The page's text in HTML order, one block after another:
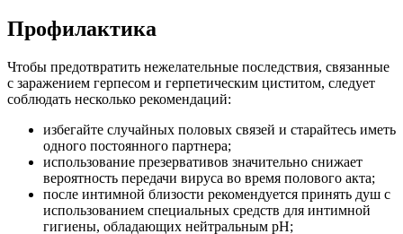
Профилактика
Чтобы предотвратить нежелательные последствия, связанные
с заражением герпесом и герпетическим циститом, следует
соблюдать несколько рекомендаций:
избегайте случайных половых связей и старайтесь иметь
одного постоянного партнера;
использование презервативов значительно снижает
вероятность передачи вируса во время полового акта;
после интимной близости рекомендуется принять душ с
использованием специальных средств для интимной
гигиены, обладающих нейтральным pH;